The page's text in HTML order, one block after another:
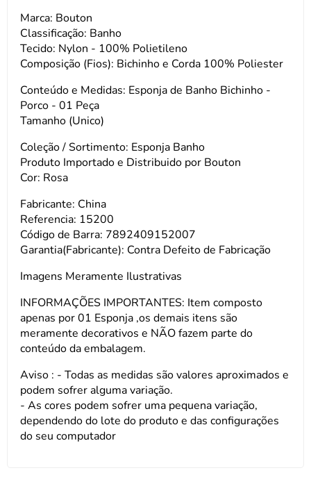
Marca: Bouton
Classificação: Banho
Tecido: Nylon - 100% Polietileno
Composição (Fios): Bichinho e Corda 100% Poliester
Conteúdo e Medidas: Esponja de Banho Bichinho -
Porco - 01 Peça
Tamanho (Unico)
Coleção / Sortimento: Esponja Banho
Produto Importado e Distribuido por Bouton
Cor: Rosa
Fabricante: China
Referencia: 15200
Código de Barra: 7892409152007
Garantia(Fabricante): Contra Defeito de Fabricação
Imagens Meramente Ilustrativas
INFORMAÇÕES IMPORTANTES: Item composto
apenas por 01 Esponja ,os demais itens são
meramente decorativos e NÃO fazem parte do
conteúdo da embalagem.
Aviso : - Todas as medidas são valores aproximados e
podem sofrer alguma variação.
- As cores podem sofrer uma pequena variação,
dependendo do lote do produto e das configurações
do seu computador